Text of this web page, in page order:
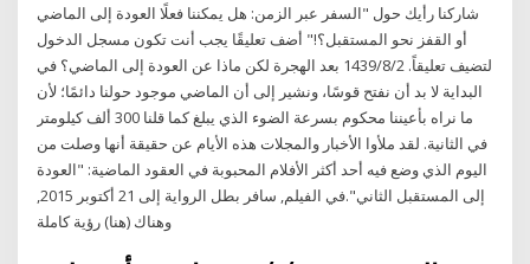
شاركنا رأيك حول "السفر عبر الزمن: هل يمكننا فعلًا العودة إلى الماضي
أو القفز نحو المستقبل؟!" أضف تعليقًا يجب أنت تكون مسجل الدخول
لتضيف تعليقاً. 2‏‏/8‏‏/1439 بعد الهجرة لكن ماذا عن العودة إلى الماضي؟ في
البداية لا بد أن نفتح قوسًا، ونشير إلى أن الماضي موجود حولنا دائمًا؛ لأن
ما نراه بأعيننا محكوم بسرعة الضوء الذي يبلغ كما قلنا 300 ألف كيلومتر
في الثانية. لقد ملأوا الأخبار والمجلات هذه الأيام عن حقيقة أنها وصلت من
اليوم الذي وضع فيه أحد أكثر الأفلام المحبوبة في العقود الماضية: "العودة
إلى المستقبل الثاني".في الفيلم, سافر بطل الرواية إلى 21 أكتوبر 2015,
وهناك (هنا) رؤية كاملة